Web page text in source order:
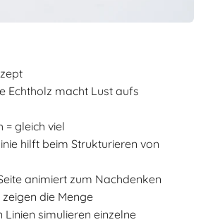
Echtholz macht Lust aufs
= gleich viel
hilft beim Strukturieren von
animiert zum Nachdenken
die Menge
Linien simulieren einzelne